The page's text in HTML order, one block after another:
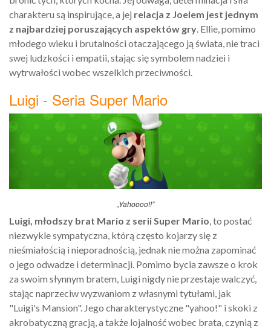
charakteru są inspirujące, a jej relacja z Joelem jest jednym
z najbardziej poruszających aspektów gry . Ellie, pomimo
młodego wieku i brutalności otaczającego ją świata, nie traci
swej ludzkości i empatii, stając się symbolem nadziei i
wytrwałości wobec wszelkich przeciwności.
Luigi - Seria Super Mario
„Yahoooo!!”
Luigi, młodszy brat Mario z serii Super Mario, to postać
niezwykle sympatyczna, którą często kojarzy się z
nieśmiałością i nieporadnością, jednak nie można zapominać
o jego odwadze i determinacji. Pomimo bycia zawsze o krok
za swoim słynnym bratem, Luigi nigdy nie przestaje walczyć,
stając naprzeciw wyzwaniom z własnymi tytułami, jak
"Luigi's Mansion". Jego charakterystyczne "yahoo!" i skoki z
akrobatyczną gracją, a także lojalność wobec brata, czynią z